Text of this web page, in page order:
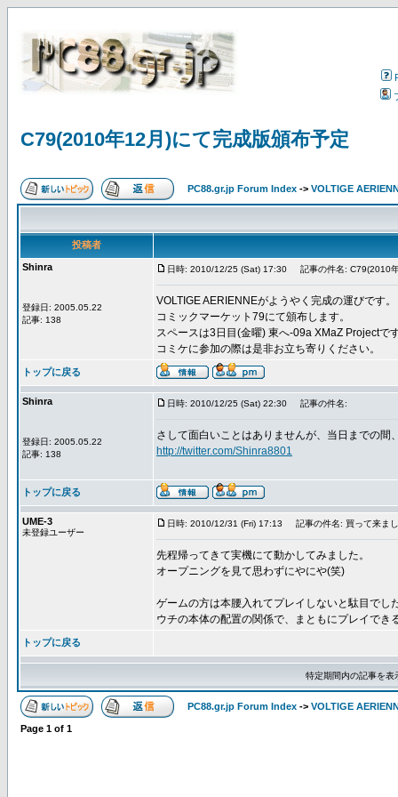
C79(2010年12月)にて完成版頒布予定
PC88.gr.jp Forum Index -> VOLTIGE
投稿者
Shinra
登録日: 2005.05.22
記事: 138
日時: 2010/12/25 (Sat) 17:30 記事の件名: C79(2010
VOLTIGE AERIENNEがようやく完成の運びです。
コミックマーケット79にて頒布します。
スペースは3日目(金曜) 東へ-09a XMaZ Projectで
コミケに参加の際は是非お立ち寄りください。
トップに戻る
Shinra
登録日: 2005.05.22
記事: 138
日時: 2010/12/25 (Sat) 22:30 記事の件名:
さして面白いことはありませんが、当日までの間
http://twitter.com/Shinra8801
トップに戻る
UME-3
未登録ユーザー
日時: 2010/12/31 (Fri) 17:13 記事の件名: 買って来ま
先程帰ってきて実機にて動かしてみました。
オープニングを見て思わずにやにや(笑)
ゲームの方は本腰入れてプレイしないと駄目でし
ウチの本体の配置の関係で、まともにプレイでき
トップに戻る
特定期間内の記事を
PC88.gr.jp Forum Index -> VOLTIGE
Page 1 of 1